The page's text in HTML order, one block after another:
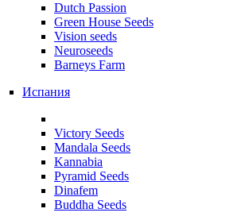
Dutch Passion
Green House Seeds
Vision seeds
Neuroseeds
Barneys Farm
Испания
Victory Seeds
Mandala Seeds
Kannabia
Pyramid Seeds
Dinafem
Buddha Seeds